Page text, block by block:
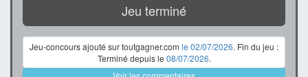
Jeu terminé
Jeu-concours ajouté sur toutgagner.com le 02/07/2026. Fin du jeu :
Terminé depuis le 08/07/2026.